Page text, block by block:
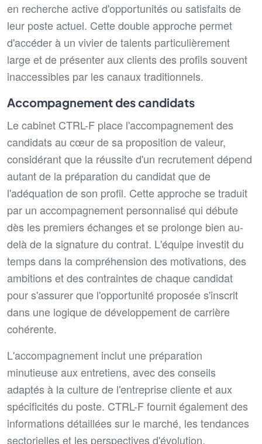
en recherche active d'opportunités ou satisfaits de
leur poste actuel. Cette double approche permet
d'accéder à un vivier de talents particulièrement
large et de présenter aux clients des profils souvent
inaccessibles par les canaux traditionnels.
Accompagnement des candidats
Le cabinet CTRL-F place l'accompagnement des
candidats au cœur de sa proposition de valeur,
considérant que la réussite d'un recrutement dépend
autant de la préparation du candidat que de
l'adéquation de son profil. Cette approche se traduit
par un accompagnement personnalisé qui débute
dès les premiers échanges et se prolonge bien au-
delà de la signature du contrat. L'équipe investit du
temps dans la compréhension des motivations, des
ambitions et des contraintes de chaque candidat
pour s'assurer que l'opportunité proposée s'inscrit
dans une logique de développement de carrière
cohérente.
L'accompagnement inclut une préparation
minutieuse aux entretiens, avec des conseils
adaptés à la culture de l'entreprise cliente et aux
spécificités du poste. CTRL-F fournit également des
informations détaillées sur le marché, les tendances
sectorielles et les perspectives d'évolution,